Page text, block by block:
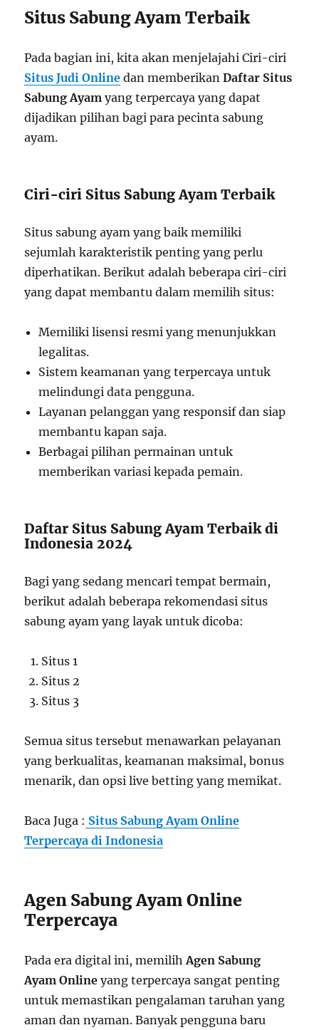
Situs Sabung Ayam Terbaik
Pada bagian ini, kita akan menjelajahi Ciri-ciri
Situs Judi Online dan memberikanDaftar Situs
Sabung Ayam yang terpercaya yang dapat
dijadikan pilihan bagi para pecinta sabung
ayam.
Ciri-ciri Situs Sabung Ayam Terbaik
Situs sabung ayam yang baik memiliki
sejumlah karakteristik penting yang perlu
diperhatikan. Berikut adalah beberapa ciri-ciri
yang dapat membantu dalam memilih situs:
Memiliki lisensi resmi yang menunjukkan
legalitas.
Sistem keamanan yang terpercaya untuk
melindungi data pengguna.
Layanan pelanggan yang responsif dan siap
membantu kapan saja.
Berbagai pilihan permainan untuk
memberikan variasi kepada pemain.
Daftar Situs Sabung Ayam Terbaik di
Indonesia 2024
Bagi yang sedang mencari tempat bermain,
berikut adalah beberapa rekomendasi situs
sabung ayam yang layak untuk dicoba:
Situs 1
Situs 2
Situs 3
Semua situs tersebut menawarkan pelayanan
yang berkualitas, keamanan maksimal, bonus
menarik, dan opsi live betting yang memikat.
Baca Juga : Situs Sabung Ayam Online
Terpercaya di Indonesia
Agen Sabung Ayam Online
Terpercaya
Pada era digital ini, memilihAgen Sabung
Ayam Online yang terpercaya sangat penting
untuk memastikan pengalaman taruhan yang
aman dan nyaman. Banyak pengguna baru